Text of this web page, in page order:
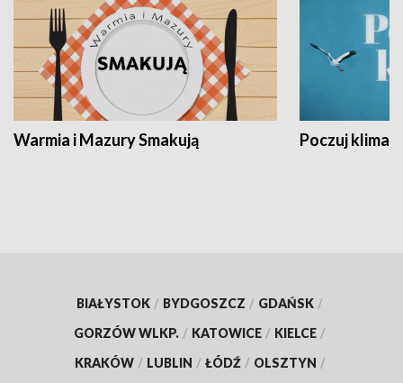
Warmia i Mazury Smakują Poczuj klimat
BIAŁYSTOK / BYDGOSZCZ / GDAŃSK /
GORZÓW WLKP. / KATOWICE / KIELCE /
KRAKÓW / LUBLIN / ŁÓDŹ / OLSZTYN /